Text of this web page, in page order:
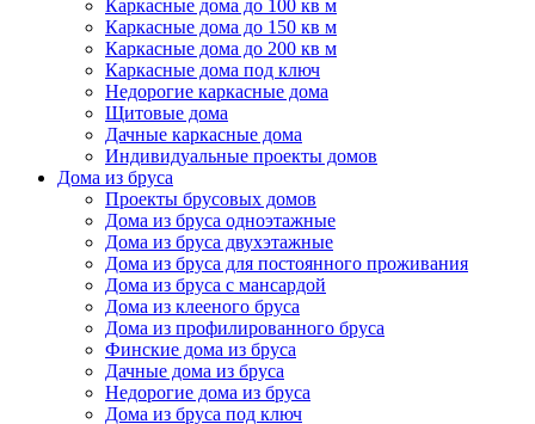
Каркасные дома до 100 кв м
Каркасные дома до 150 кв м
Каркасные дома до 200 кв м
Каркасные дома под ключ
Недорогие каркасные дома
Щитовые дома
Дачные каркасные дома
Индивидуальные проекты домов
Дома из бруса
Проекты брусовых домов
Дома из бруса одноэтажные
Дома из бруса двухэтажные
Дома из бруса для постоянного проживания
Дома из бруса с мансардой
Дома из клееного бруса
Дома из профилированного бруса
Финские дома из бруса
Дачные дома из бруса
Недорогие дома из бруса
Дома из бруса под ключ